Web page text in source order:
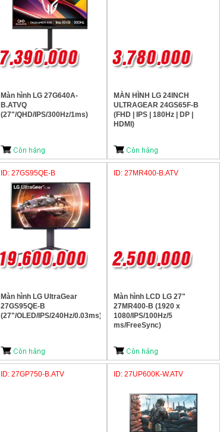
Màn hình LG 27G640A-
B.ATVQ
(27"/QHD/IPS/300Hz/1ms)
MÀN HÌNH LG 24INCH
ULTRAGEAR 24GS65F-B
(FHD | IPS | 180Hz | DP |
HDMI)
ID: 27GS95QE-B
Màn hình LG UltraGear
27GS95QE-B
(27"/OLED/IPS/240Hz/0.03ms)
ID: 27MR400-B.ATV
Màn hình LCD LG 27"
27MR400-B (1920 x
1080/IPS/100Hz/5
ms/FreeSync)
ID: 27GP750-B.ATV ID: 27UP600K-W.ATV